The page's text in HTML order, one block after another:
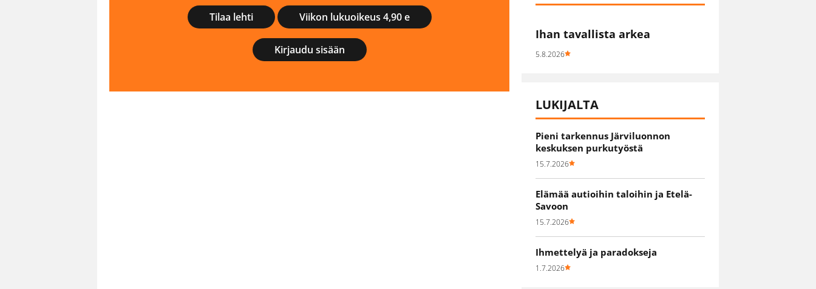
Tilaa lehti Viikon lukuoikeus 4,90 e
Kirjaudu sisään
Ihan tavallista arkea
5.8.2026
LUKIJALTA
Pieni tarkennus Järviluonnon
keskuksen purkutyöstä
15.7.2026
Elämää autioihin taloihin ja Etelä-
Savoon
15.7.2026
Ihmettelyä ja paradokseja
1.7.2026